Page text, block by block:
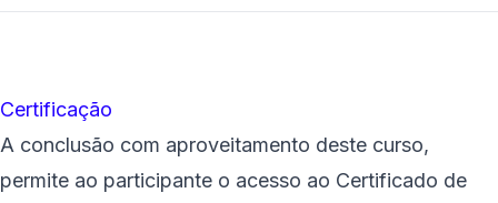
Certificação
A conclusão com aproveitamento deste curso,
permite ao participante o acesso ao Certificado de